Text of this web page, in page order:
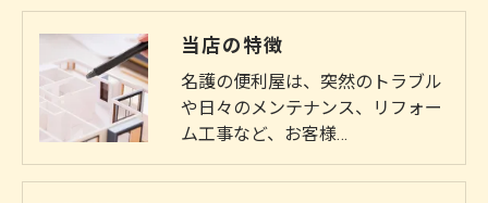
当店の特徴
名護の便利屋は、突然のトラブル
や日々のメンテナンス、リフォー
ム工事など、お客様…